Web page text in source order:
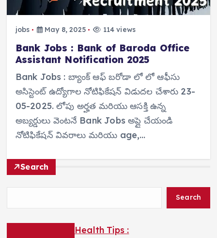
jobs May 8, 2025 114 views
Bank Jobs : Bank of Baroda Office
Assistant Notification 2025
Bank Jobs : బ్యాంక్ ఆఫ్ బరోడా లో లో ఆఫీసు
అసిస్టెంట్ ఉద్యోగాల నోటిఫికేషన్ విడుదల చేశారు 23-
05-2025. లోపు అర్హత మరియు ఆసక్తి ఉన్న
అబ్యర్డులు వెంటనే Bank Jobs అప్లై చేయండి
నోటిఫికేషన్ వివరాలు మరియు age,…
Search
Search
Health Tips :